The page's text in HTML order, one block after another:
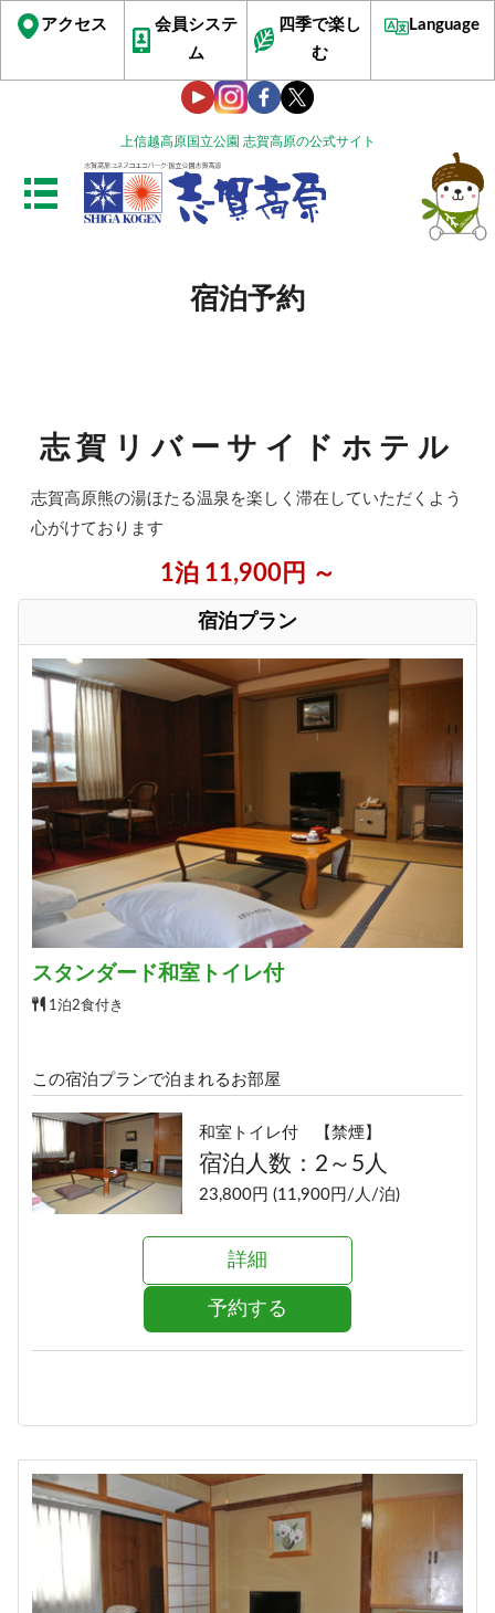
上信越高原国立公園 志賀高原の公式サイト
アクセス
会員システ
ム
四季で楽し
む
Language
宿泊予約
志賀リバーサイドホテル
志賀高原熊の湯ほたる温泉を楽しく滞在していただくよう
心がけております
1泊 11,900円 ～
宿泊プラン
スタンダード和室トイレ付
1泊2食付き
この宿泊プランで泊まれるお部屋
和室トイレ付 【禁煙】
宿泊人数：2～5人
23,800円 (11,900円/人/泊)
詳細
予約する